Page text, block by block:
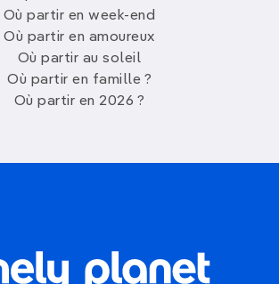
Où partir en week-end
Où partir en amoureux
Où partir au soleil
Où partir en famille ?
Où partir en 2026 ?